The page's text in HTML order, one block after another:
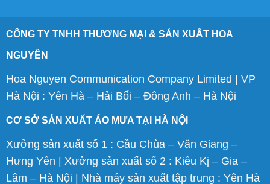
CÔNG TY TNHH THƯƠNG MẠI & SẢN XUẤT HOA
NGUYÊN
Hoa Nguyen Communication Company Limited | VP
Hà Nội : Yên Hà – Hải Bối – Đông Anh – Hà Nội
CƠ SỞ SẢN XUẤT ÁO MƯA TẠI HÀ NỘI
Xưởng sản xuất số 1 : Cầu Chùa – Văn Giang –
Hưng Yên | Xưởng sản xuất số 2 : Kiêu Kị – Gia –
Lâm – Hà Nội | Nhà máy sản xuất tập trung : Yên Hà